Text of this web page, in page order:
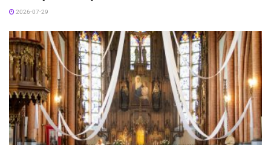
2026-07-29